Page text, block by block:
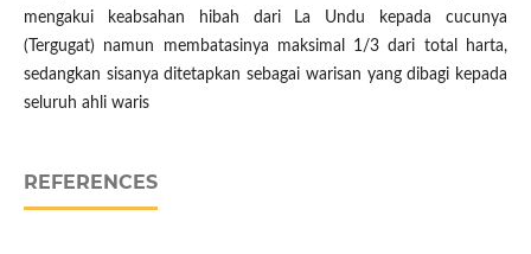
mengakui keabsahan hibah dari La Undu kepada cucunya
(Tergugat) namun membatasinya maksimal 1/3 dari total harta,
sedangkan sisanya ditetapkan sebagai warisan yang dibagi kepada
seluruh ahli waris
REFERENCES